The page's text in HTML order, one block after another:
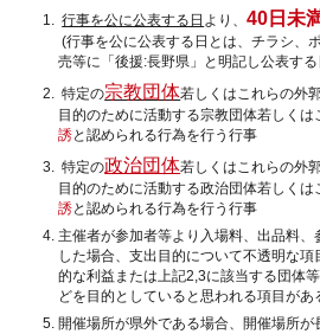
行事を公に公表する日 より、40日未
(行事を公に公表する日とは、チラシ、
売等に「後援:長野県」と明記し公表す
特定の宗教団体若しくはこれらの外
目的のために活動する宗教団体若しく
誘と認められる行為を行う行事
特定の政治団体若しくはこれらの外
目的のために活動する政治団体若しく
誘と認められる行為を行う行事
主催者が参加者等より入場料、出品料
した場合、支出目的について不透明な
的な利益または上記2,3に該当する団体
どを目的としていると思われる項目があ
開催場所が県外である場合、開催場所